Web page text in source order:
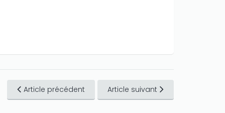
Article précédent Article suivant